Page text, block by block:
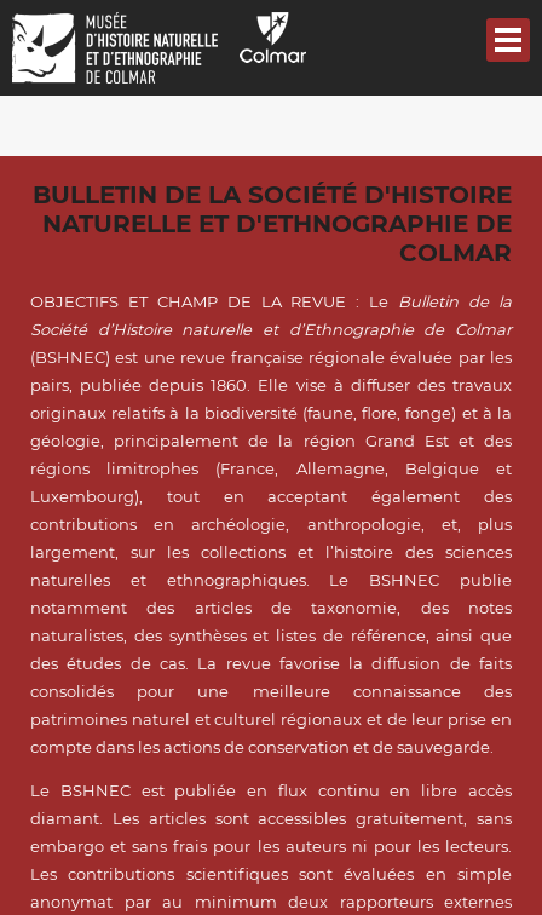
Aller
au
contenu
principal
BULLETIN DE LA SOCIÉTÉ D'HISTOIRE
NATURELLE ET D'ETHNOGRAPHIE DE
COLMAR
OBJECTIFS ET CHAMP DE LA REVUE : Le Bulletin de la
Société d’Histoire naturelle et d’Ethnographie de Colmar
(BSHNEC) est une revue française régionale évaluée par les
pairs, publiée depuis 1860. Elle vise à diffuser des travaux
originaux relatifs à la biodiversité (faune, flore, fonge) et à la
géologie, principalement de la région Grand Est et des
régions limitrophes (France, Allemagne, Belgique et
Luxembourg), tout en acceptant également des
contributions en archéologie, anthropologie, et, plus
largement, sur les collections et l’histoire des sciences
naturelles et ethnographiques. Le BSHNEC publie
notamment des articles de taxonomie, des notes
naturalistes, des synthèses et listes de référence, ainsi que
des études de cas. La revue favorise la diffusion de faits
consolidés pour une meilleure connaissance des
patrimoines naturel et culturel régionaux et de leur prise en
compte dans les actions de conservation et de sauvegarde.
Le BSHNEC est publiée en flux continu en libre accès
diamant. Les articles sont accessibles gratuitement, sans
embargo et sans frais pour les auteurs ni pour les lecteurs.
Les contributions scientifiques sont évaluées en simple
anonymat par au minimum deux rapporteurs externes